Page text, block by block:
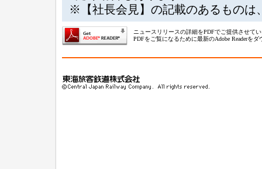
※【社長会見】の記載のあるものは
ニュースリリースの詳細をPDFでご提供させて
PDFをご覧になるために最新のAdobe Readerを